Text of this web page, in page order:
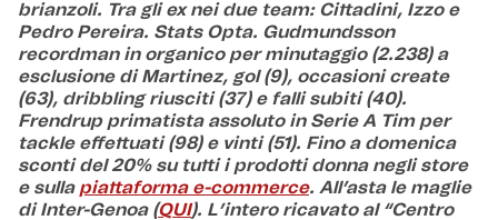
brianzoli. Tra gli ex nei due team: Cittadini, Izzo e
Pedro Pereira. Stats Opta. Gudmundsson
recordman in organico per minutaggio (2.238) a
esclusione di Martinez, gol (9), occasioni create
(63), dribbling riusciti (37) e falli subiti (40).
Frendrup primatista assoluto in Serie A Tim per
tackle effettuati (98) e vinti (51). Fino a domenica
sconti del 20% su tutti i prodotti donna negli store
e sulla piattaforma e-commerce. All’asta le maglie
di Inter-Genoa (QUI). L’intero ricavato al “Centro